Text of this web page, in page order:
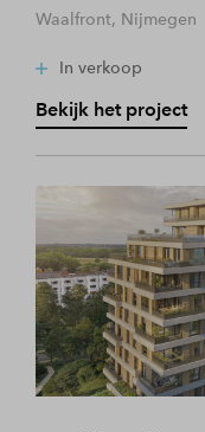
Waalfront, Nijmegen
In verkoop
Bekijk het project